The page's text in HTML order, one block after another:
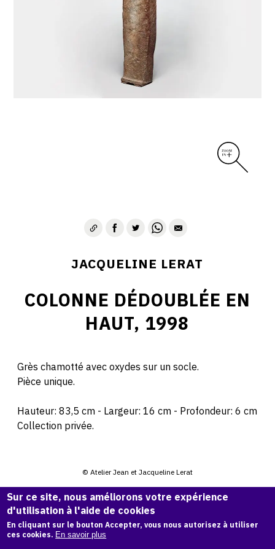
DIVERS
PERSONNAGES
PIÈCES A MAIN ET CENDRIERS
PLANTES
SCÈNES DE LA VIE
SCULPTURE ABSTRAITE
JACQUELINE LERAT
COLONNE DÉDOUBLÉE EN
HAUT, 1998
Grès chamotté avec oxydes sur un socle.
Pièce unique.
Hauteur: 83,5 cm - Largeur: 16 cm - Profondeur: 6 cm
Collection privée.
© Atelier Jean et Jacqueline Lerat
CITER CETTE ŒUVRE
Jacqueline Lerat,Colonne dédoublée en haut, 1998.
Catalogue raisonné de Jean et Jacqueline Lerat
Sur ce site, nous améliorons votre expérience
d'utilisation à l'aide de cookies
En cliquant sur le bouton Accepter, vous nous autorisez à utiliser
ces cookies. En savoir plus